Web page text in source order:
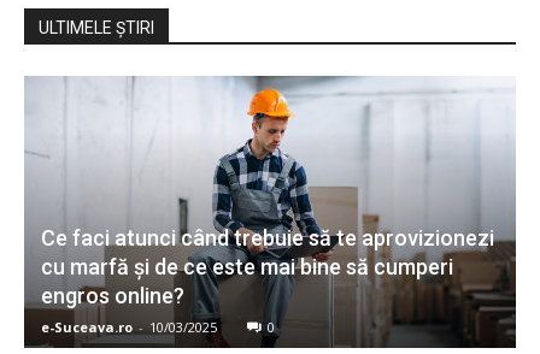
ULTIMELE ŞTIRI
Ce faci atunci când trebuie să te aprovizionezi
cu marfă și de ce este mai bine să cumperi
engros online?
e-Suceava.ro - 10/03/2025 0